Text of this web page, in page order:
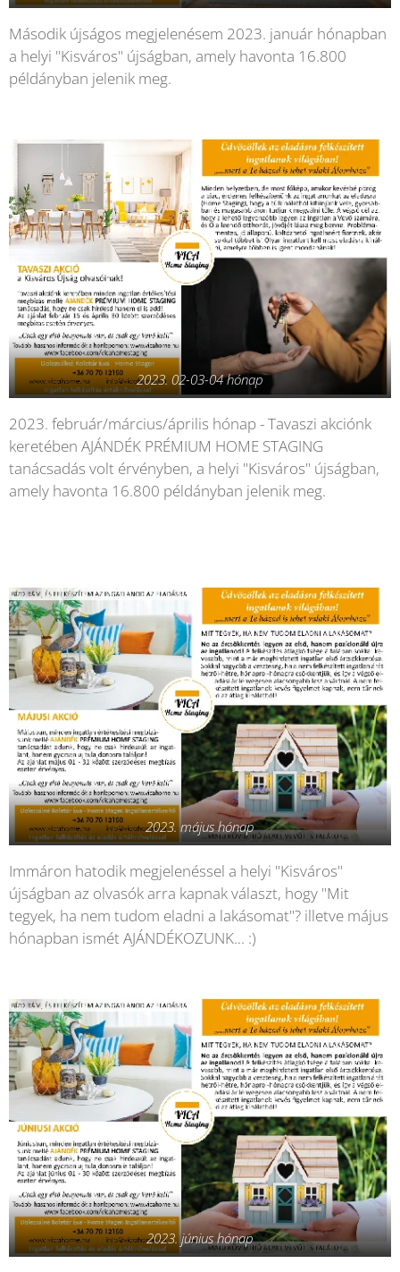
Második újságos megjelenésem 2023. január hónapban
a helyi "Kisváros" újságban, amely havonta 16.800
példányban jelenik meg.
2023. 02-03-04 hónap
2023. február/március/április hónap - Tavaszi akciónk
keretében AJÁNDÉK PRÉMIUM HOME STAGING
tanácsadás volt érvényben, a helyi "Kisváros" újságban,
amely havonta 16.800 példányban jelenik meg.
2023. május hónap
Immáron hatodik megjelenéssel a helyi "Kisváros"
újságban az olvasók arra kapnak választ, hogy "Mit
tegyek, ha nem tudom eladni a lakásomat"? illetve május
hónapban ismét AJÁNDÉKOZUNK... :)
2023. június hónap